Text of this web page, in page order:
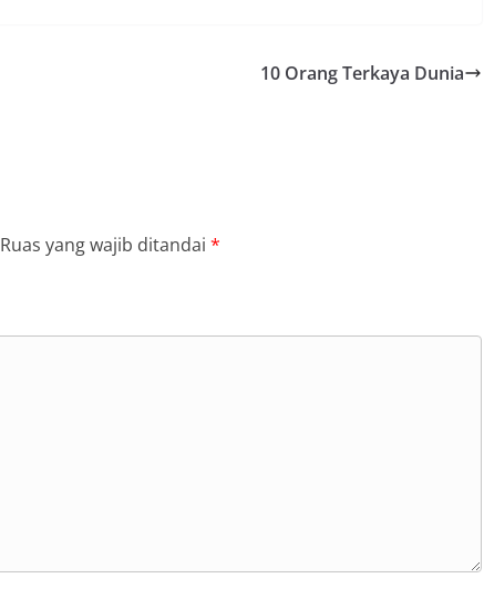
10 Orang Terkaya Dunia
Ruas yang wajib ditandai *